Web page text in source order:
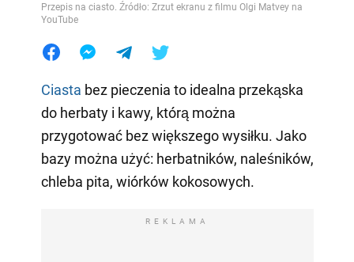
Przepis na ciasto. Źródło: Zrzut ekranu z filmu Olgi Matvey na
YouTube
Ciasta bez pieczenia to idealna przekąska
do herbaty i kawy, którą można
przygotować bez większego wysiłku. Jako
bazy można użyć: herbatników, naleśników,
chleba pita, wiórków kokosowych.
REKLAMA